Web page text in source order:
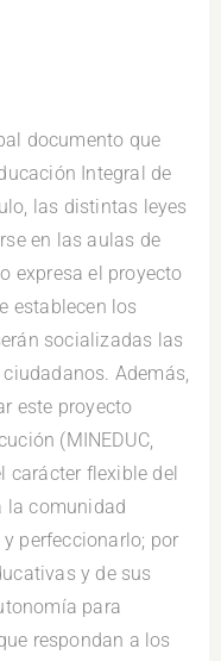
documento que
Integral de
las distintas leyes
en las aulas de
expresa el proyecto
establecen los
socializadas las
Además,
este proyecto
(MINEDUC,
carácter flexible del
la comunidad
perfeccionarlo; por
y de sus
para
respondan a los